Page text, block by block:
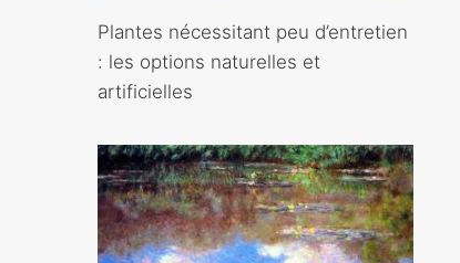
Plantes nécessitant peu d’entretien
: les options naturelles et
artificielles